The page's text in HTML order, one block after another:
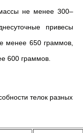
не менее 300–
привесы
менее 650 граммов,
600 граммов.
телок разных